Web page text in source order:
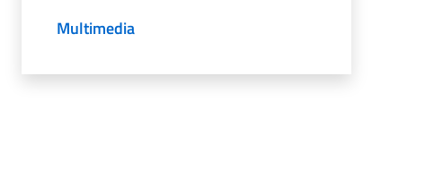
Multimedia